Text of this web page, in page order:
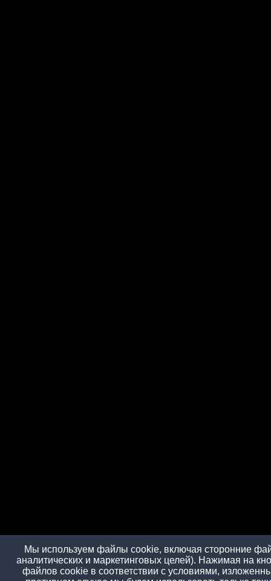
Мы используем файлы cookie, включая сторонние
аналитических и маркетинговых целей). Нажимая на
файлов cookie в соответствии с условиями,